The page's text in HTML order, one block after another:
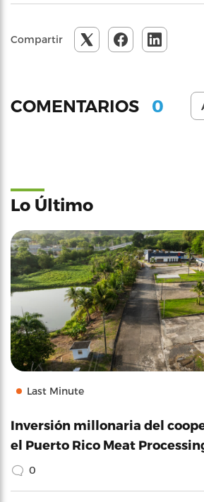
Compartir
COMENTARIOS 0
Lo Último
Last Minute
Inversión millonaria del
el Puerto Rico Meat
0